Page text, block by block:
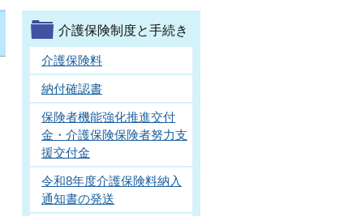
介護保険制度と手続き
介護保険料
納付確認書
保険者機能強化推進交付
金・介護保険保険者努力支
援交付金
令和8年度介護保険料納入
通知書の発送